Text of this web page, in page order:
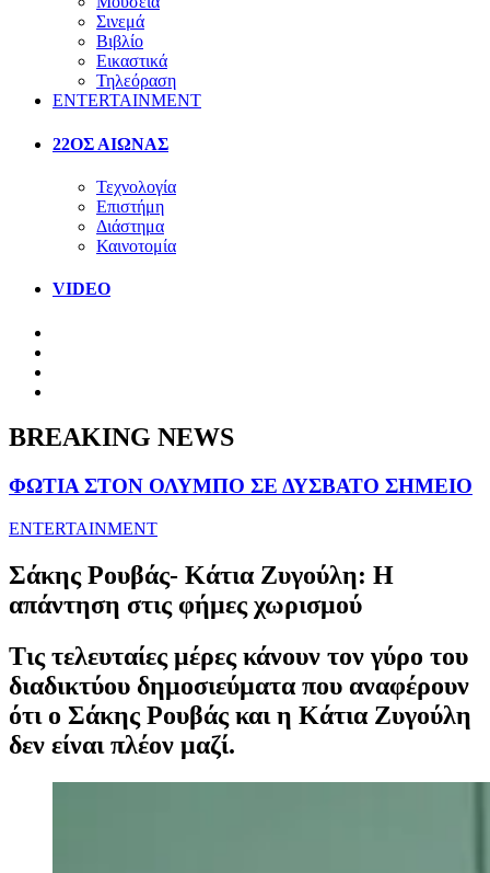
Σινεμά
Βιβλίο
Εικαστικά
Τηλεόραση
ENTERTAINMENT
22ΟΣ ΑΙΩΝΑΣ
Τεχνολογία
Επιστήμη
Διάστημα
Καινοτομία
VIDEO
BREAKING NEWS
ΦΩΤΙΑ ΣΤΟΝ ΟΛΥΜΠΟ ΣΕ ΔΥΣΒΑΤΟ ΣΗΜΕΙΟ
ENTERTAINMENT
Σάκης Ρουβάς- Κάτια Ζυγούλη: Η
απάντηση στις φήμες χωρισμού
Τις τελευταίες μέρες κάνουν τον γύρο του
διαδικτύου δημοσιεύματα που αναφέρουν
ότι ο Σάκης Ρουβάς και η Κάτια Ζυγούλη
δεν είναι πλέον μαζί.